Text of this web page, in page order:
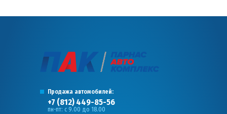
Продажа автомобилей:
+7 (812) 449-85-56
пн-пт: с 9.00 до 18.00